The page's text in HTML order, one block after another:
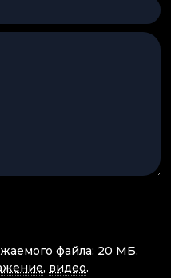
файла: 20 МБ.
, видео.